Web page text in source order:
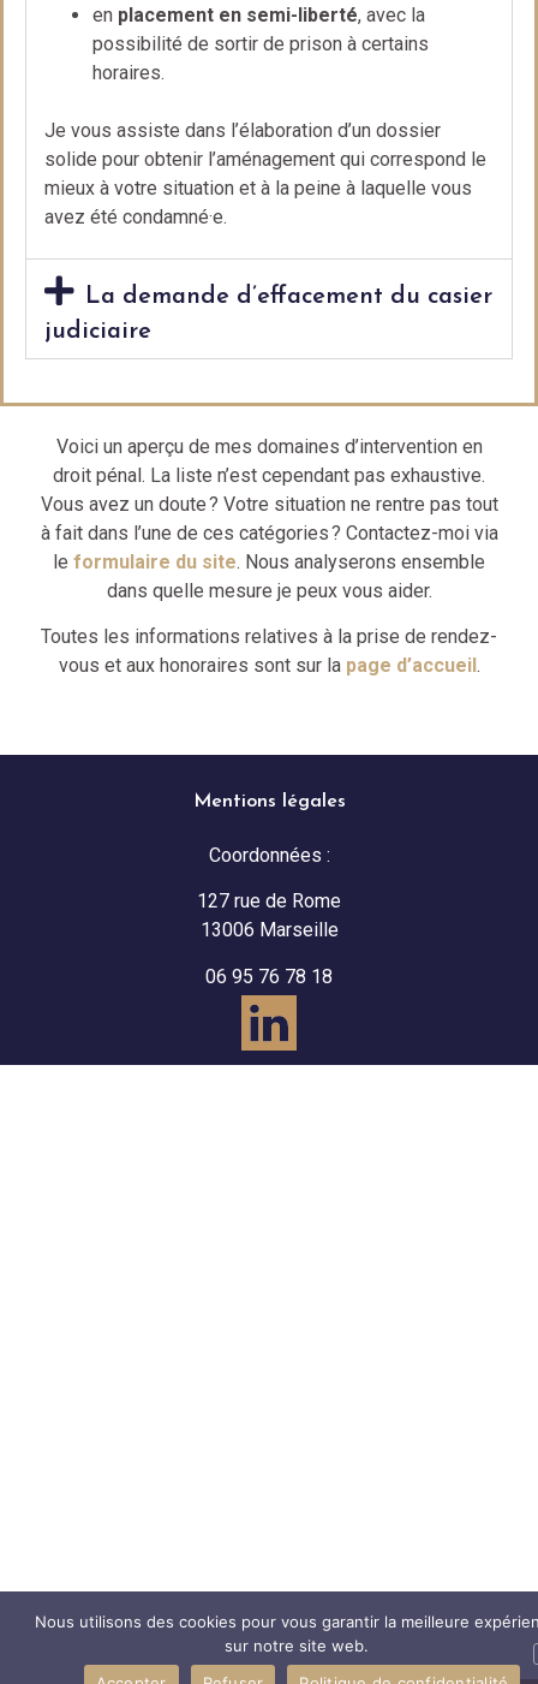
en placement en semi-liberté, avec la
possibilité de sortir de prison à certains
horaires.
Je vous assiste dans l’élaboration d’un dossier
solide pour obtenir l’aménagement qui correspond le
mieux à votre situation et à la peine à laquelle vous
avez été condamné·e.
La demande d’effacement du casier
judiciaire
Voici un aperçu de mes domaines d’intervention en
droit pénal. La liste n’est cependant pas exhaustive.
Vous avez un doute ? Votre situation ne rentre pas tout
à fait dans l’une de ces catégories ? Contactez-moi via
le formulaire du site. Nous analyserons ensemble
dans quelle mesure je peux vous aider.
Toutes les informations relatives à la prise de rendez-
vous et aux honoraires sont sur la page d’accueil .
Mentions légales
Coordonnées :
127 rue de Rome
13006 Marseille
06 95 76 78 18
Nous utilisons des cookies pour vous garantir la meilleure
sur notre site web.